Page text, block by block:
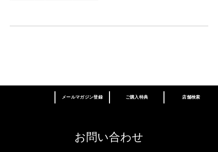
あなたはM･A･Cラバー ロイヤリティ プログ
登録後の初回購入時に10%OFF
メールマガジン登録 ご購入特典 店舗検索
お問い合わせ